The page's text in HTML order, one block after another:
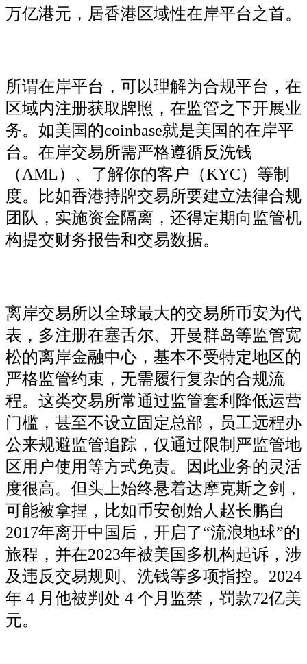
万亿港元，居香港区域性在岸平台之首。
所谓在岸平台，可以理解为合规平台，在
区域内注册获取牌照，在监管之下开展业
务。如美国的coinbase就是美国的在岸平
台。在岸交易所需严格遵循反洗钱
（AML）、了解你的客户（KYC）等制
度。比如香港持牌交易所要建立法律合规
团队，实施资金隔离，还得定期向监管机
构提交财务报告和交易数据。
离岸交易所以全球最大的交易所币安为代
表，多注册在塞舌尔、开曼群岛等监管宽
松的离岸金融中心，基本不受特定地区的
严格监管约束，无需履行复杂的合规流
程。这类交易所常通过监管套利降低运营
门槛，甚至不设立固定总部，员工远程办
公来规避监管追踪，仅通过限制严监管地
区用户使用等方式免责。因此业务的灵活
度很高。但头上始终悬着达摩克斯之剑，
可能被拿捏，比如币安创始人赵长鹏自
2017年离开中国后，开启了“流浪地球”的
旅程，并在2023年被美国多机构起诉，涉
及违反交易规则、洗钱等多项指控。2024
年 4 月他被判处 4 个月监禁，罚款72亿美
元。